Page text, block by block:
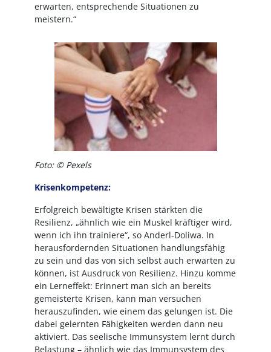
erwarten, entsprechende Situationen zu
meistern.“
Image
Foto: © Pexels
Krisenkompetenz:
Erfolgreich bewältigte Krisen stärkten die
Resilienz, „ähnlich wie ein Muskel kräftiger wird,
wenn ich ihn trainiere“, so Anderl-Doliwa. In
herausfordernden Situationen handlungsfähig
zu sein und das von sich selbst auch erwarten zu
können, ist Ausdruck von Resilienz. Hinzu komme
ein Lerneffekt: Erinnert man sich an bereits
gemeisterte Krisen, kann man versuchen
herauszufinden, wie einem das gelungen ist. Die
dabei gelernten Fähigkeiten werden dann neu
aktiviert. Das seelische Immunsystem lernt durch
Belastung – ähnlich wie das Immunsystem des